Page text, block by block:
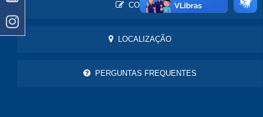
CONTATO
LOCALIZAÇÃO
PERGUNTAS FREQUENTES